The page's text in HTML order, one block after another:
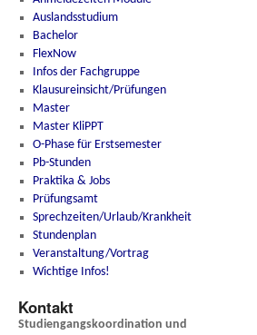
Auslandsstudium
Bachelor
FlexNow
Infos der Fachgruppe
Klausureinsicht/Prüfungen
Master
Master KliPPT
O-Phase für Erstsemester
Pb-Stunden
Praktika & Jobs
Prüfungsamt
Sprechzeiten/Urlaub/Krankheit
Stundenplan
Veranstaltung/Vortrag
Wichtige Infos!
Kontakt
Studiengangskoordination und